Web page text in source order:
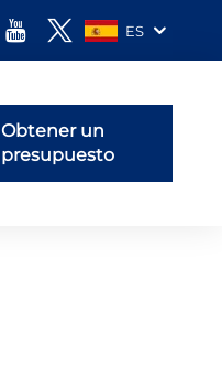
ES
Obtener un
presupuesto